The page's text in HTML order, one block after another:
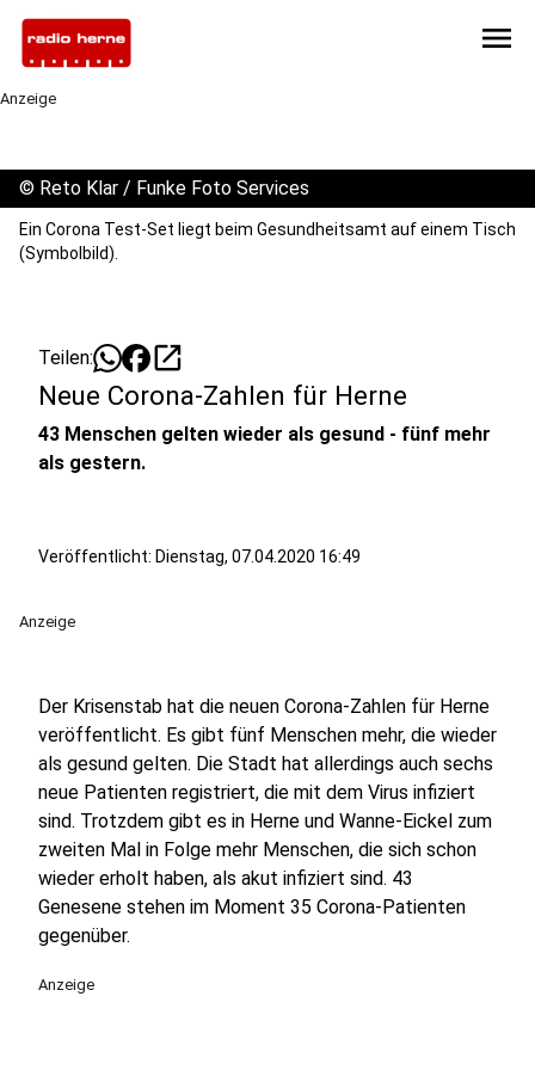
menu
Anzeige
© Reto Klar / Funke Foto Services
Ein Corona Test-Set liegt beim Gesundheitsamt auf einem Tisch
(Symbolbild).
Teilen: open_in_new
Neue Corona-Zahlen für Herne
43 Menschen gelten wieder als gesund - fünf mehr
als gestern.
Veröffentlicht: Dienstag, 07.04.2020 16:49
Anzeige
Der Krisenstab hat die neuen Corona-Zahlen für Herne
veröffentlicht. Es gibt fünf Menschen mehr, die wieder
als gesund gelten. Die Stadt hat allerdings auch sechs
neue Patienten registriert, die mit dem Virus infiziert
sind. Trotzdem gibt es in Herne und Wanne-Eickel zum
zweiten Mal in Folge mehr Menschen, die sich schon
wieder erholt haben, als akut infiziert sind. 43
Genesene stehen im Moment 35 Corona-Patienten
gegenüber.
Anzeige